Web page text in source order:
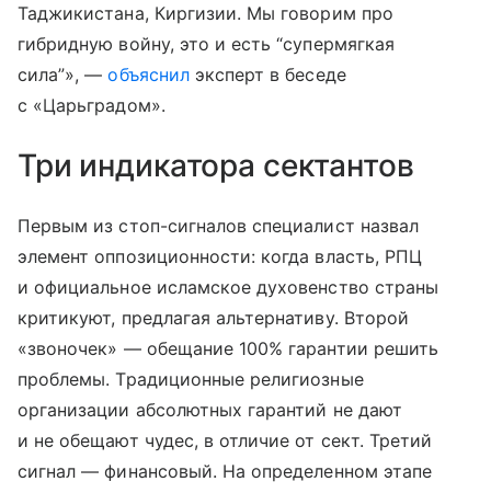
Таджикистана, Киргизии. Мы говорим про
гибридную войну, это и есть “супермягкая
сила”», —объяснилэксперт в беседе
с «Царьградом».
Три индикатора сектантов
Первым из стоп-сигналов специалист назвал
элемент оппозиционности: когда власть, РПЦ
и официальное исламское духовенство страны
критикуют, предлагая альтернативу. Второй
«звоночек» — обещание 100% гарантии решить
проблемы. Традиционные религиозные
организации абсолютных гарантий не дают
и не обещают чудес, в отличие от сект. Третий
сигнал — финансовый. На определенном этапе